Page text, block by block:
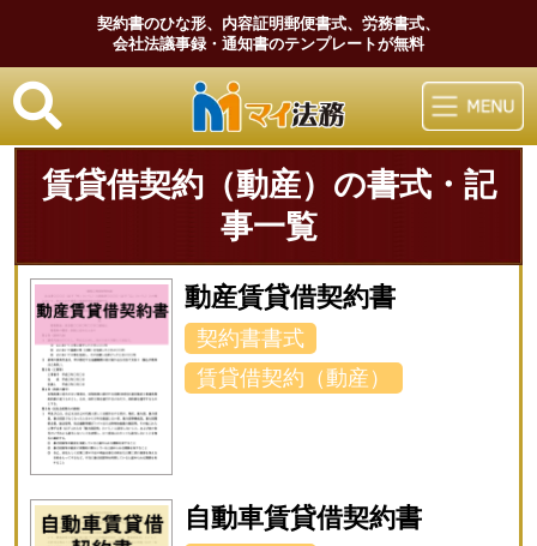
契約書のひな形、内容証明郵便書式、労務書式、
会社法議事録・通知書のテンプレートが無料
マイ法務
賃貸借契約（動産）の書式・記
事一覧
動産賃貸借契約書
契約書書式
賃貸借契約（動産）
自動車賃貸借契約書